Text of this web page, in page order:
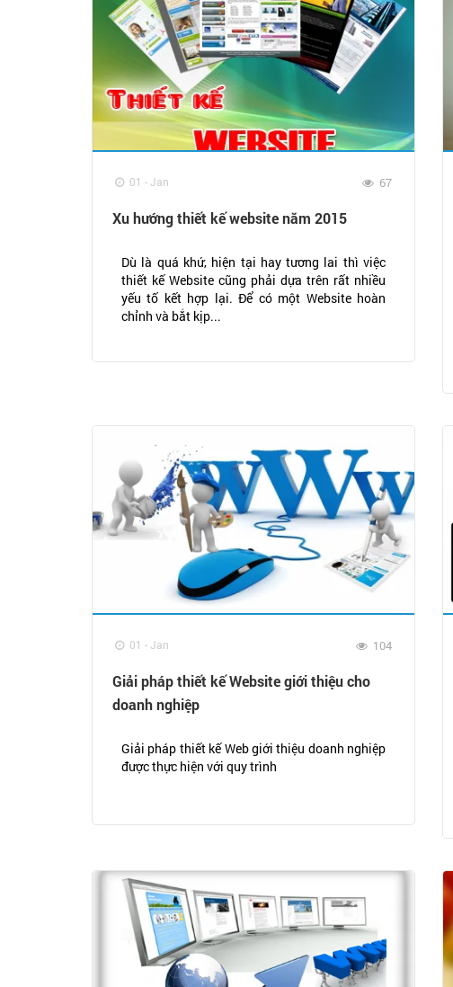
01 - Jan 67
Xu hướng thiết kế website năm 2015
Dù là quá khứ, hiện tại hay tương lai thì việc
thiết kế Website cũng phải dựa trên rất nhiều
yếu tố kết hợp lại. Để có một Website hoàn
chỉnh và bắt kịp...
01 - Jan 104
Giải pháp thiết kế Website giới thiệu cho
doanh nghiệp
Giải pháp thiết kế Web giới thiệu doanh nghiệp
được thực hiện với quy trình